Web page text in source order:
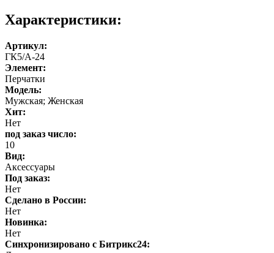
Характеристики:
Артикул:
ГК5/А-24
Элемент:
Перчатки
Модель:
Мужская; Женская
Хит:
Нет
под заказ число:
10
Вид:
Аксессуары
Под заказ:
Нет
Cделано в России:
Нет
Новинка:
Нет
Синхронизировано с Битрикс24: